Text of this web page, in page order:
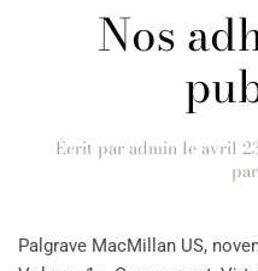
Nos
Écrit paradmin leavril
Palgrave MacMillan US,